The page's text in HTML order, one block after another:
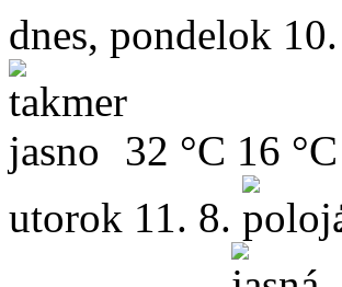
dnes, pondelok
32 °C 16 °C
utorok 11. 8.